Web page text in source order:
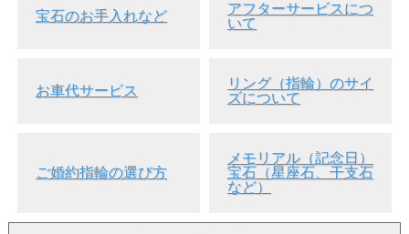
宝石のお手入れなど
アフターサービスにつ
いて
お車代サービス
リング（指輪）のサイ
ズについて
ご婚約指輪の選び方
メモリアル（記念日）
宝石（星座石、干支石
など）